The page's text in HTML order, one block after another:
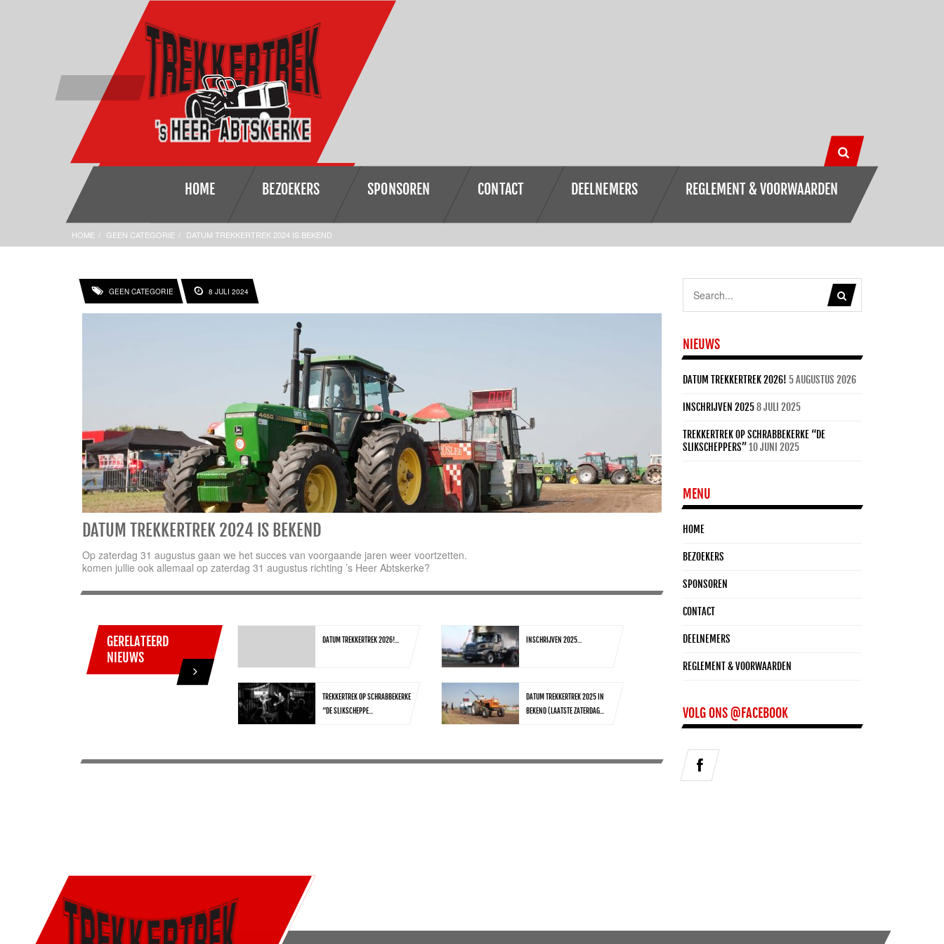
HOME BEZOEKERS SPONSOREN CONTACT DEELNEMERS REGLEMENT & VOORWAARDEN
HOME GEEN CATEGORIE DATUM TREKKERTREK 2024 IS BEKEND
GEEN CATEGORIE 8 JULI 2024
DATUM TREKKERTREK 2024 IS BEKEND
Op zaterdag 31 augustus gaan we het succes van voorgaande jaren weer voortzetten.
komen jullie ook allemaal op zaterdag 31 augustus richting ’s Heer Abtskerke?
GERELATEERD
NIEUWS
DATUM TREKKERTREK 2026!... INSCHRIJVEN 2025...
TREKKERTREK OP SCHRABBEKERKE
“DE SLIKSCHEPPE...
DATUM TREKKERTREK 2025 IN
BEKEND (LAATSTE ZATERDAG...
NIEUWS
DATUM TREKKERTREK 2026! 5 AUGUSTUS 2026
INSCHRIJVEN 20258 JULI 2025
TREKKERTREK OP SCHRABBEKERKE “DE
SLIKSCHEPPERS”10 JUNI 2025
MENU
HOME
BEZOEKERS
SPONSOREN
CONTACT
DEELNEMERS
REGLEMENT & VOORWAARDEN
VOLG ONS @FACEBOOK